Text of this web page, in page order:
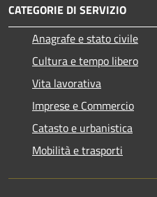
CATEGORIE DI SERVIZIO
Anagrafe e stato civile
Cultura e tempo libero
Vita lavorativa
Imprese e Commercio
Catasto e urbanistica
Mobilità e trasporti